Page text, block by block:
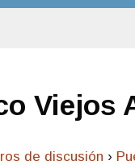
Viejos
de discusión ›